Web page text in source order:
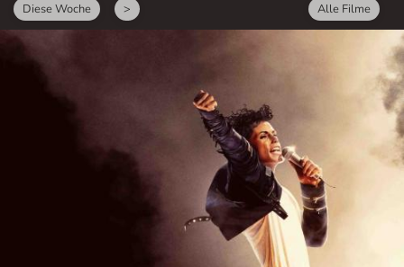
Diese Woche > Alle Filme